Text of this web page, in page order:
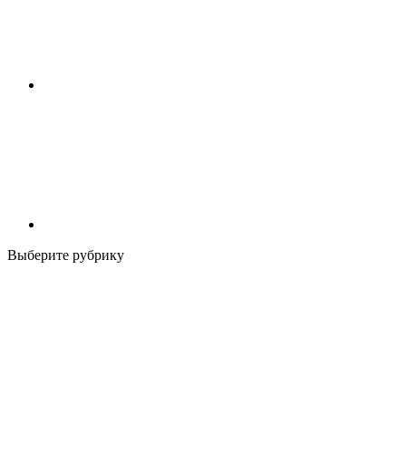
Выберите рубрику